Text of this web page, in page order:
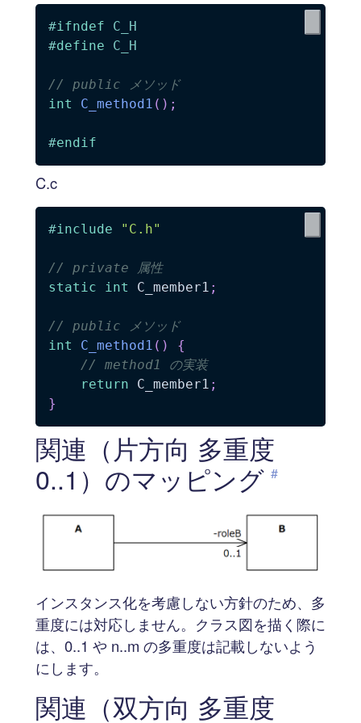
#ifndef
C_H
#define C_H
// public メソッド
int
C_method1 ( ) ;
#endif
C.c
#include "C.h"
// private 属性
static
int C_member1 ;
// public メソッド
int
C_method1 ( )
{
// method1 の実装
return C_member1 ;
}
関連（片方向 多重度
0..1）のマッピング #
インスタンス化を考慮しない方針のため、多
重度には対応しません。クラス図を描く際に
は、0..1 や n..m の多重度は記載しないよう
にします。
関連（双方向 多重度